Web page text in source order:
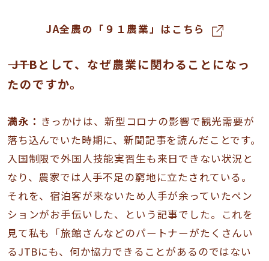
JA全農の「９１農業」はこちら
―― JTBとして、なぜ農業に関わることになっ
たのですか。
満永： きっかけは、新型コロナの影響で観光需要が
落ち込んでいた時期に、新聞記事を読んだことです。
入国制限で外国人技能実習生も来日できない状況と
なり、農家では人手不足の窮地に立たされている。
それを、宿泊客が来ないため人手が余っていたペン
ションがお手伝いした、という記事でした。これを
見て私も「旅館さんなどのパートナーがたくさんい
るJTBにも、何か協力できることがあるのではない